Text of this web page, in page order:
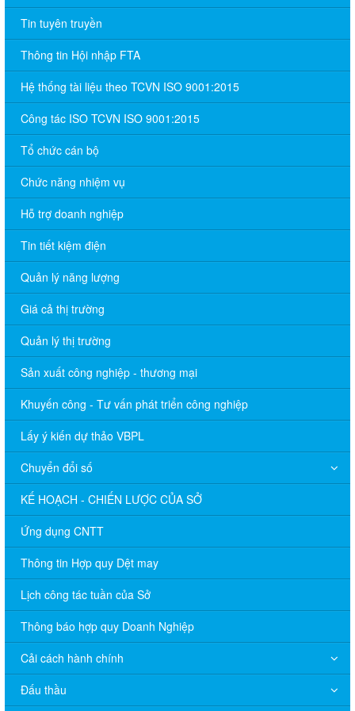
Tin tuyên truyền
Thông tin Hội nhập FTA
Hệ thống tài liệu theo TCVN ISO 9001:2015
Công tác ISO TCVN ISO 9001:2015
Tổ chức cán bộ
Chức năng nhiệm vụ
Hỗ trợ doanh nghiệp
Tin tiết kiệm điện
Quản lý năng lượng
Giá cả thị trường
Quản lý thị trường
Sản xuất công nghiệp - thương mại
Khuyến công - Tư vấn phát triển công nghiệp
Lấy ý kiến dự thảo VBPL
Chuyển đổi số
KẾ HOẠCH - CHIẾN LƯỢC CỦA SỞ
Ứng dụng CNTT
Thông tin Hợp quy Dệt may
Lịch công tác tuần của Sở
Thông báo hợp quy Doanh Nghiệp
Cải cách hành chính
Đấu thầu